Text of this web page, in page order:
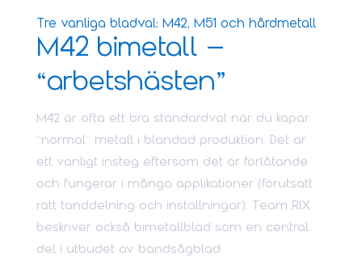
Tre vanliga bladval: M42, M51 och hårdmetall
M42 bimetall –
“arbetshästen”
M42 är ofta ett bra standardval när du kapar
“normal” metall i blandad produktion. Det är
ett vanligt insteg eftersom det är förlåtande
och fungerar i många applikationer (förutsatt
rätt tanddelning och inställningar). Team RIX
beskriver också bimetallblad som en central
del i utbudet av bandsågblad.